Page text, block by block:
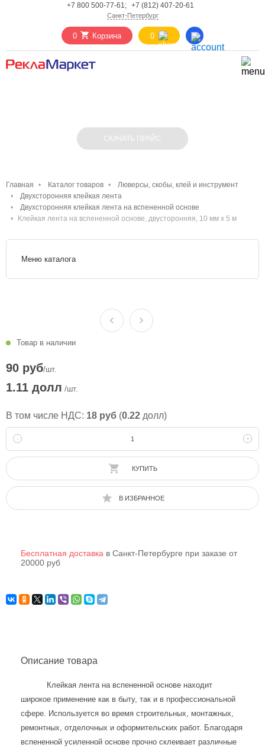
+7 800 500-77-61; +7 (812) 407-20-61
Санкт-Петербург
0 Корзина 0
СКАЧАТЬ ПРАЙС
Главная Каталог товаров
Люверсы, скобы, клей и инструмент
Двухсторонняя клейкая лента
Двухсторонняя клейкая лента на вспененной основе
Клейкая лента на вспененной основе, двусторонняя, 10 мм х 5 м
Меню каталога
Товар в наличии
90 руб/шт.
1.11 долл /шт.
В том числе НДС: 18 руб (0.22 долл)
- +
КУПИТЬ
В ИЗБРАННОЕ
Бесплатная доставка в Санкт-Петербурге при заказе от
20000 руб
Описание товара
Клейкая лента на вспененной основе находит
широкое применение как в быту, так и в профессиональной
сфере. Используется во время строительных, монтажных,
ремонтных, отделочных и оформительских работ. Благодаря
вспененной усиленной основе прочно склеивает различные